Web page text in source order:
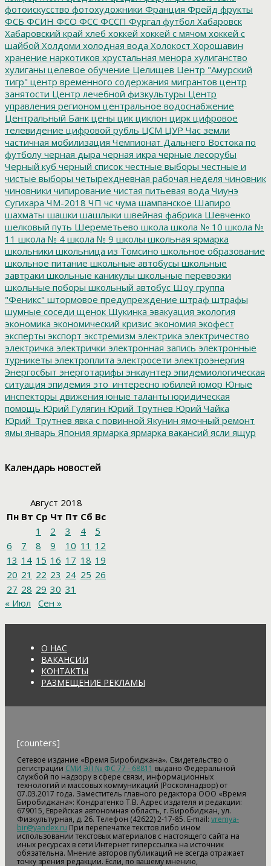
фотоискусство фотохудожники Франция Фрейд фрукты
ФСБ ФСИН ФСО ФСС ФССП Фургал футбол Хабаровск
Хабаровский край хлеб хоккей хоккей с мячом хоккей с
шайбой Холдоми холодная вода Холокост Хорошавин
хранение наркотиков хрустальная менора хулиганство
хулиганы целевое обучение Целищев Центр "Амурский
тигр" центр временного содержания мигрантов центр
занятости Центр лечебной физкультуры Центр
управления регионом центральное водоснабжение
Центральный Банк цены цик циклон цирк цифровое
телевидение цифровой рубль ЦСМ ЦУР Час земли
частичная мобилизация Чемпионат Дальнего Востока по
футболу черная дыра черная икра черные лесорубы
Черный куб черный список честные выборы честные и
чистые выборы четырехдневная рабочая неделя чиновник
чиновники чипирование чистая питьевая вода Чиунэ
Сугихара ЧМ-2018 ЧП чс чума шампанское Шапиро
шахматы шашки шашлыки швейная фабрика Шевченко
шелковый путь Шереметьево школа школа № 10 школа №
11 школа № 4 школа № 9 школы школьная ярмарка
школьники школьница из Томсино школьное образование
школьное питание школьные автобусы школьные
завтраки школьные каникулы школьные перевозки
школьные поборы школьный автобус Шоу группа
"Феникс" штормовое предупреждение штраф штрафы
шумные соседи щенок Щукинка эвакуация экология
экономика экономический кризис экономия экофест
эксперты экспорт экстремизм электрика электричество
электричка электрички электронная запись электронные
турникеты электроплита электросети электроэнергия
Энергосбыт энерготарифы энкаунтер эпидемиологическая
ситуация эпидемия это_интересно юбилей юмор Юные
инспекторы движения юные таланты юридическая
помощь Юрий Гулягин Юрий Трутнев Юрий Чайка
Юрий_Трутнев явка с повинной Якунин ямочный ремонт
ямы январь Япония ярмарка ярмарка вакансий ясли ящур
Календарь новостей
Август 2018
Пн Вт Ср Чт Пт Сб Вс
1
2 3 4
5
6
7 8 9 10 11 12
13 14 15 16 17 18 19
20 21 22 23 24 25 26
27 28 29 30 31
« Июл
Сен »
О НАС
ВАКАНСИИ
КОНТАКТЫ
РАЗМЕЩЕНИЕ РЕКЛАМЫ
[counters]
Сетевое издание «Время Биробиджана». Свидетельство о
регистрации СМИ ЭЛ № ФС 77 - 68811 выдано Федеральной
службой по надзору в сфере связи, информационных
технологий и массовых коммуникаций (Роскомнадзор) от
07.03.2017 года. Заместитель главного редактора ООО «Время
Биробиджана»: Кондратенко Т.В. Адрес издателя и редакции:
679015, Еврейская автономная область, г. Биробиджан, ул.
Физкультурная, д. 26. Телефон (42622) 2-17-85. E-mail: vremya-
bir@yandex.ru При перепечатке текстов либо ином
использовании текстовых материалов с настоящего сайта на
иных ресурсах в сети Интернет гиперссылка на источник
обязательна. Мнение авторов публикаций не всегда отражает
точку зрения редакции. Если, по вашему мнению,